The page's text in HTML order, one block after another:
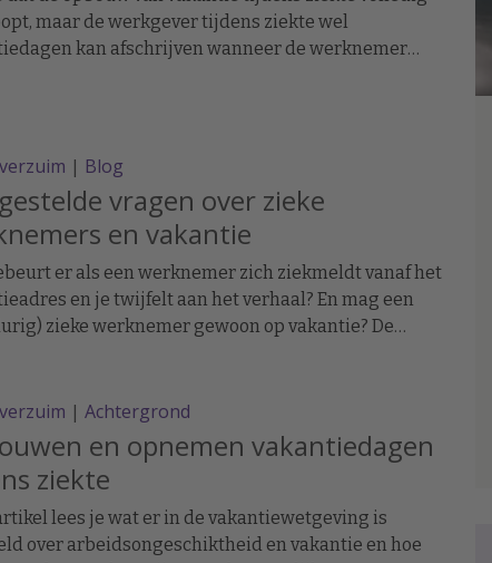
maar de werkgever tijdens ziekte wel
kan afschrijven wanneer de werknemer
op loon (bijvoorbeeld omdat hij zijn re-
niet nakomt) hij ook geen/minder
opbouwt; dagen waarop de werknemer
vastgestelde vakantie ziek is, NIET als vakantie
| Blog
vragen over zieke
en vakantie
er als een werknemer zich ziekmeldt vanaf het
en je twijfelt aan het verhaal? En mag een
zieke werknemer gewoon op vakantie? De
| Achtergrond
en opnemen vakantiedagen
ziekte
lees je wat er in de vakantiewetgeving is
over arbeidsongeschiktheid en vakantie en hoe